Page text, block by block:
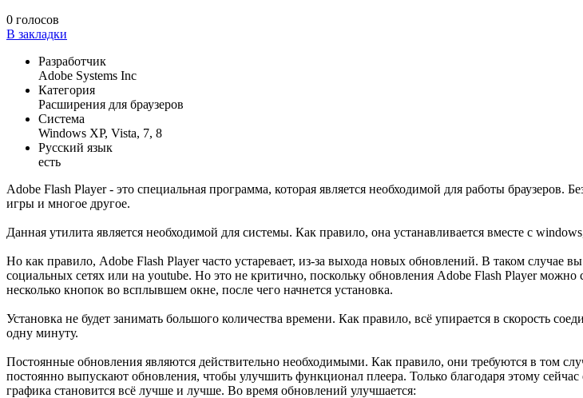
0 голосов
В закладки
Разработчик
Adobe Systems Inc
Категория
Расширения для браузеров
Система
Windows XP, Vista, 7, 8
Русский язык
есть
Adobe Flash Player - это специальная программа, которая является необходимой для работы браузеров.
игры и многое другое.
Данная утилита является необходимой для системы. Как правило, она устанавливается вместе с
Но как правило, Adobe Flash Player часто устаревает, из-за выхода новых обновлений. В таком случае
социальных сетях или на youtube. Но это не критично, поскольку обновления Adobe Flash Player
несколько кнопок во всплывшем окне, после чего начнется установка.
Установка не будет занимать большого количества времени. Как правило, всё упирается в скорость
одну минуту.
Постоянные обновления являются действительно необходимыми. Как правило, они требуются в том
постоянно выпускают обновления, чтобы улучшить функционал плеера. Только благодаря этому
графика становится всё лучше и лучше. Во время обновлений улучшается: